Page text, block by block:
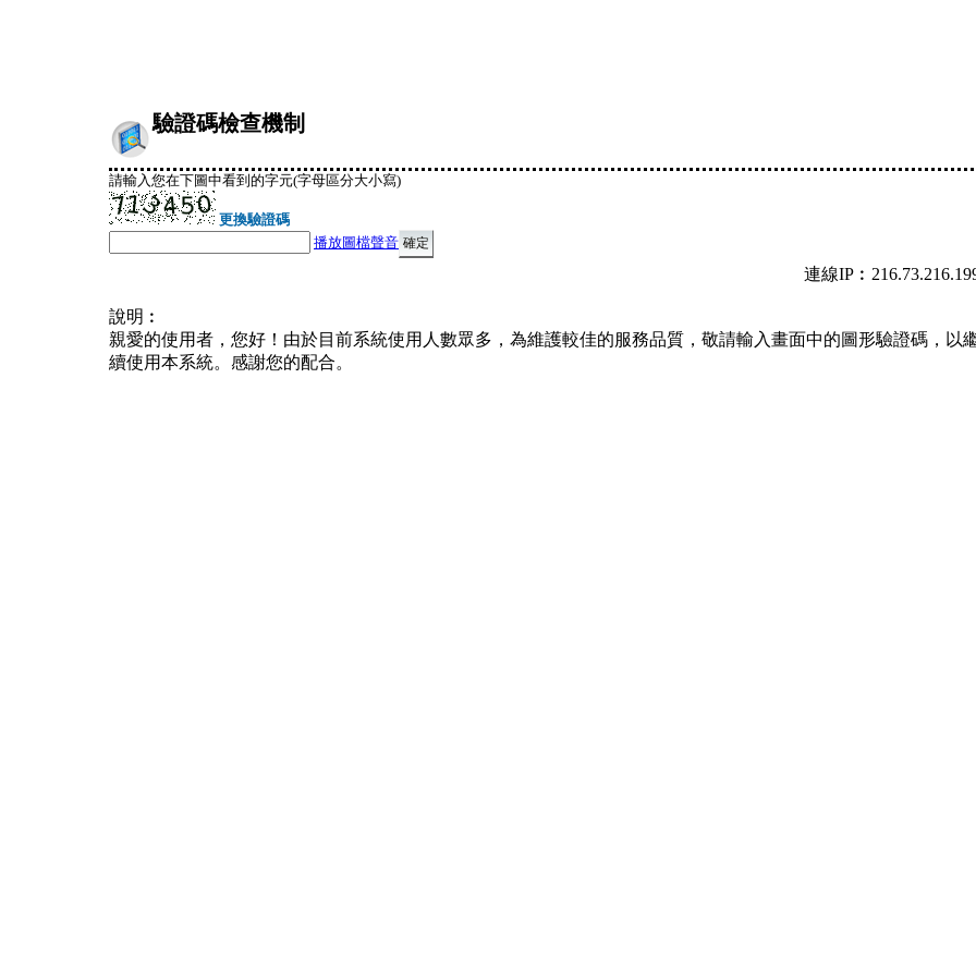
驗證碼檢查機制
請輸入您在下圖中看到的字元(字母區分大小寫)
更換驗證碼
播放圖檔聲音
連線
說明︰
親愛的使用者，您好！由於目前系統使用人數眾多，為維護較佳的服務品質，敬請輸入畫面中的圖形驗證碼，以
續使用本系統。感謝您的配合。